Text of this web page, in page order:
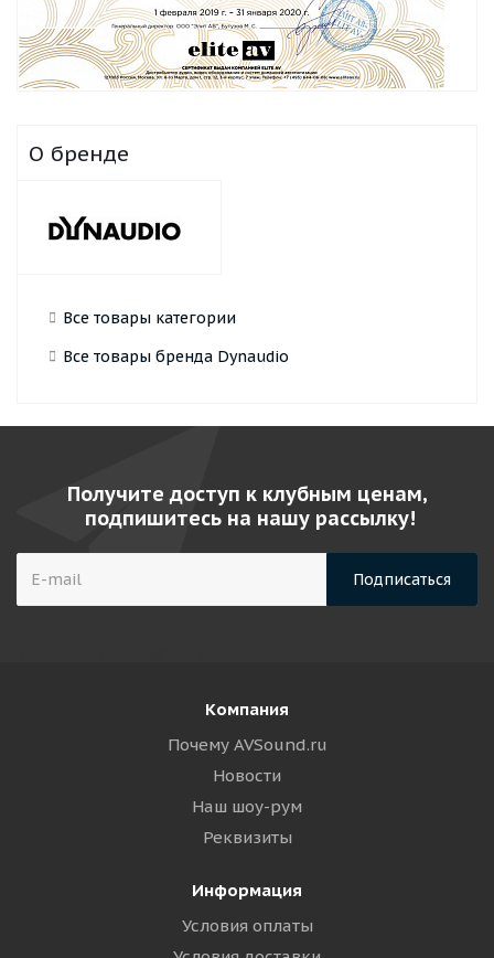
О бренде
Все товары категории
Все товары бренда Dynaudio
Получите доступ к клубным ценам,
подпишитесь на нашу рассылку!
Компания
Почему AVSound.ru
Новости
Наш шоу-рум
Реквизиты
Информация
Условия оплаты